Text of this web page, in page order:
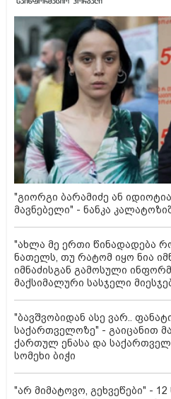
"გიორგი ბარამიძე ან
მავნებელი" - ნანკა
"ახლა მე ერთი წინადადება
ნათელს, თუ რატომ იყო ნია
იმნაძისგან გამოსული
მაქსიმალური სასჯელი
"ბავშვობიდან ასე ვარ..
საქართველოზე" - გაიცანით
ქართულ ენასა და
სომეხი ბიჭი
"არ მიმატოვო, გეხვეწები" -